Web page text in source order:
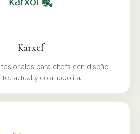
Karxof
para chefs con diseño
actual y cosmopolita.